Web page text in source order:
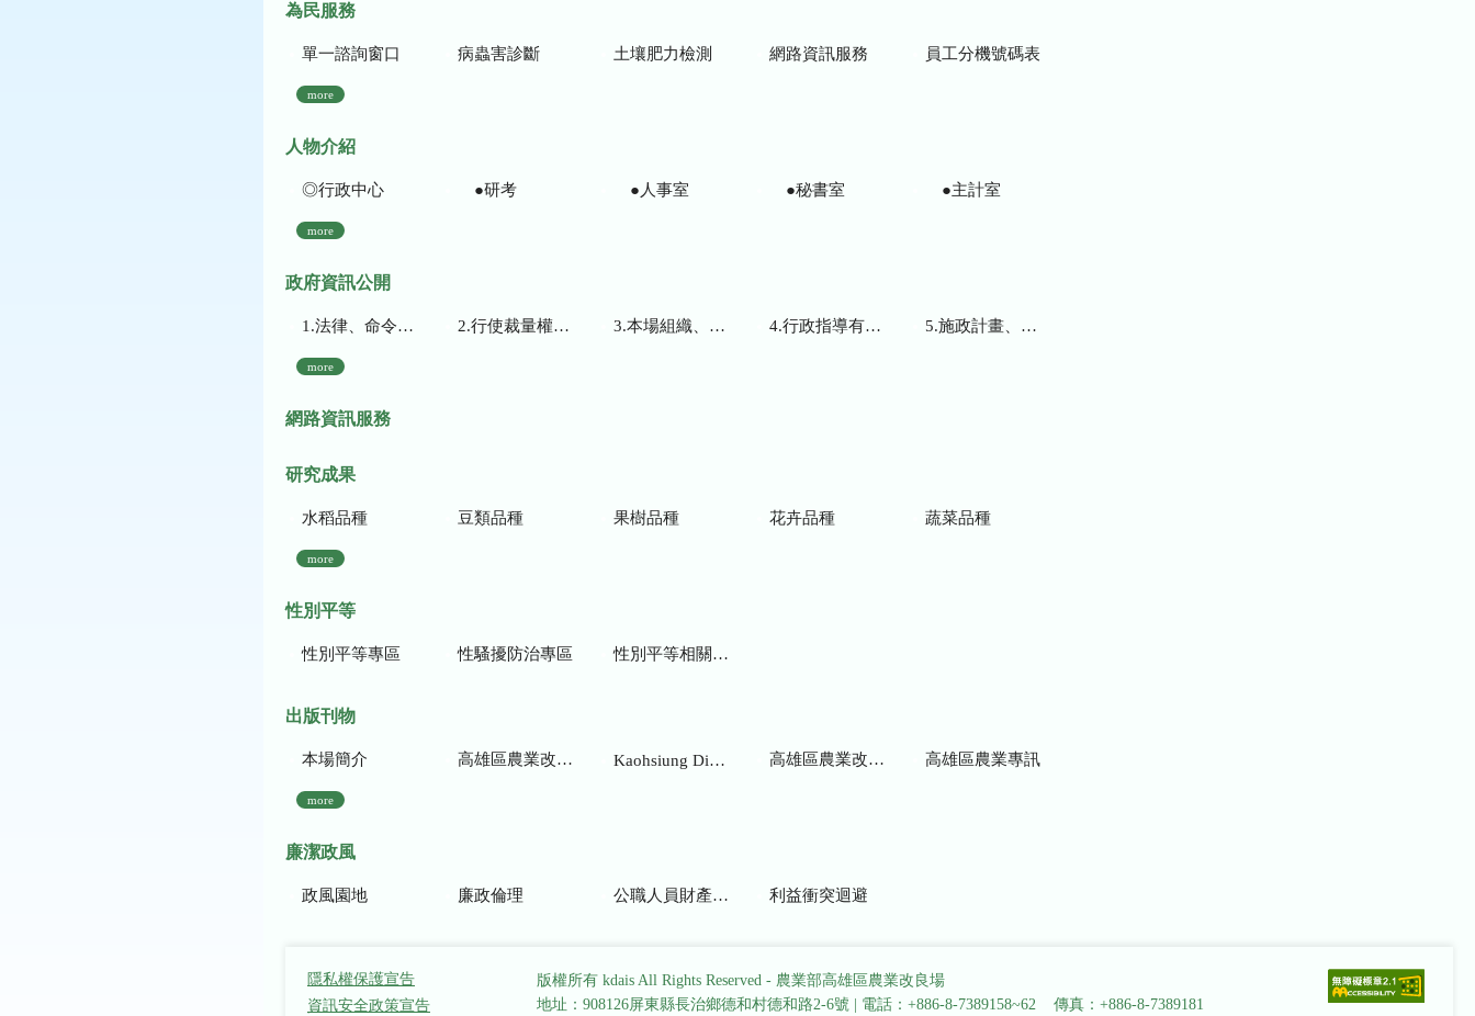
為民服務
單一諮詢窗口 病蟲害診斷 土壤肥力檢測 網路資訊服務 員工分機號碼表
more
人物介紹
◎行政中心 ●研考 ●人事室 ●秘書室 ●主計室
more
政府資訊公開
1.法律、命令、法規命令 2.行使裁量權而訂頒之解釋性規定及裁量基準 3.本場組織、職掌及聯絡資訊 4.行政指導有關文書 5.施政計畫、業務統計及研究報告
more
網路資訊服務
研究成果
水稻品種 豆類品種 果樹品種 花卉品種 蔬菜品種
more
性別平等
性別平等專區 性騷擾防治專區 性別平等相關網站
出版刊物
本場簡介 高雄區農業改良場研究彙報 Kaohsiung District Agricultural Research and Extension Station 高雄區農業改良場年報 高雄區農業專訊
more
廉潔政風
政風園地 廉政倫理 公職人員財產申報 利益衝突迴避
隱私權保護宣告
資訊安全政策宣告
版權所有 kdais All Rights Reserved - 農業部高雄區農業改良場
地址：908126屏東縣長治鄉德和村德和路2-6號
電話：+886-8-7389158~62 傳真：+886-8-7389181